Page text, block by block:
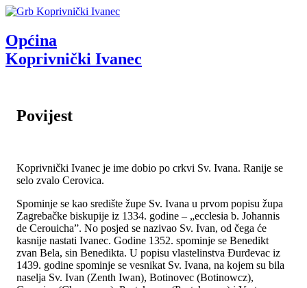
Općina
Koprivnički Ivanec
Povijest
Koprivnički Ivanec je ime dobio po crkvi Sv. Ivana. Ranije se
selo zvalo Cerovica.
Spominje se kao središte župe Sv. Ivana u prvom popisu župa
Zagrebačke biskupije iz 1334. godine – „ecclesia b. Johannis
de Cerouicha”. No posjed se nazivao Sv. Ivan, od čega će
kasnije nastati Ivanec. Godine 1352. spominje se Benedikt
zvan Bela, sin Benedikta. U popisu vlastelinstva Đurđevac iz
1439. godine spominje se vesnikat Sv. Ivana, na kojem su bila
naselja Sv. Ivan (Zenth Iwan), Botinovec (Botinowcz),